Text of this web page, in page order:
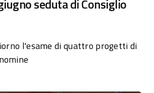
seduta di Consiglio
l'esame di quattro progetti di